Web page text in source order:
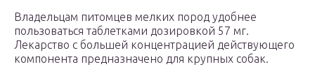
Владельцам питомцев мелких пород удобнее
пользоваться таблетками дозировкой 57 мг.
Лекарство с большей концентрацией действующего
компонента предназначено для крупных собак.